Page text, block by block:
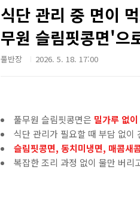
식단 관리 중 면이
무원 슬림핏콩면'으
풀반장 2026. 5. 18. 17:00
풀무원 슬림핏콩면은 밀가루 없
식단 관리가 필요할 때 부담 없이
슬림핏콩면, 동치미냉면, 매콤새
복잡한 조리 과정 없이 물만 버리